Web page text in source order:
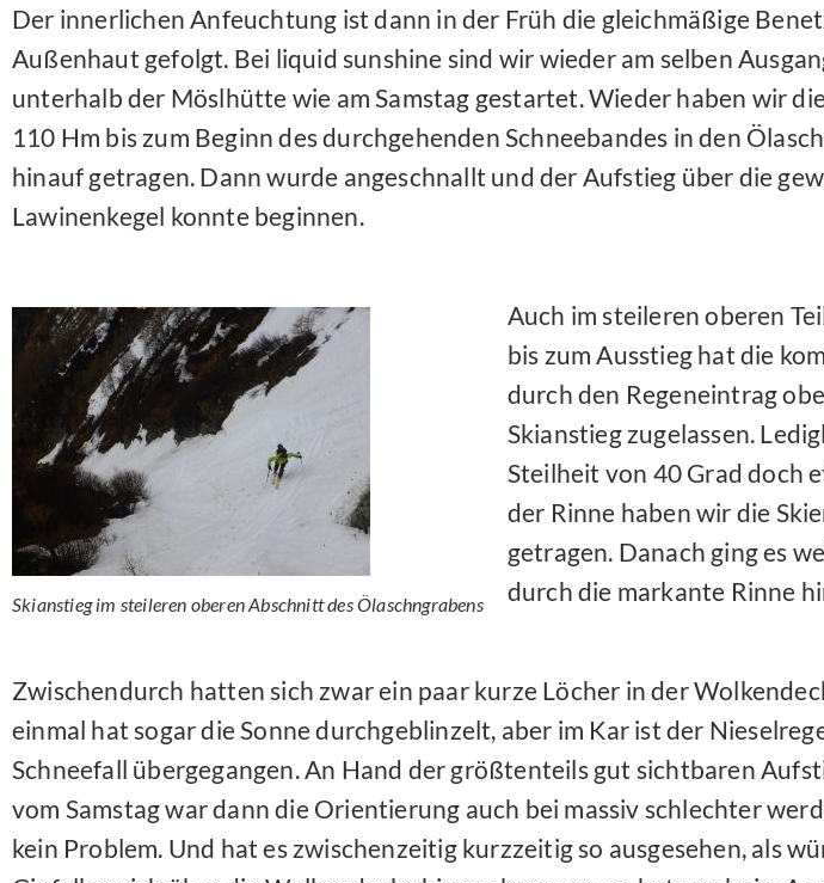
Der innerlichen Anfeuchtung ist dann in der Früh die gleichmäßige
Außenhaut gefolgt. Bei liquid sunshine sind wir wieder am selben
unterhalb der Möslhütte wie am Samstag gestartet. Wieder haben wir
110 Hm bis zum Beginn des durchgehenden Schneebandes in den
hinauf getragen. Dann wurde angeschnallt und der Aufstieg über die
Lawinenkegel konnte beginnen.
Skianstieg im steileren oberen Abschnitt des Ölaschngrabens
Auch im steileren oberen
bis zum Ausstieg hat die
durch den Regeneintrag
Skianstieg zugelassen.
Steilheit von 40 Grad doch
der Rinne haben wir die
getragen. Danach ging es
durch die markante Rinne
Zwischendurch hatten sich zwar ein paar kurze Löcher in der
einmal hat sogar die Sonne durchgeblinzelt, aber im Kar ist der
Schneefall übergegangen. An Hand der größtenteils gut sichtbaren
vom Samstag war dann die Orientierung auch bei massiv schlechter
kein Problem. Und hat es zwischenzeitig kurzzeitig so ausgesehen, als